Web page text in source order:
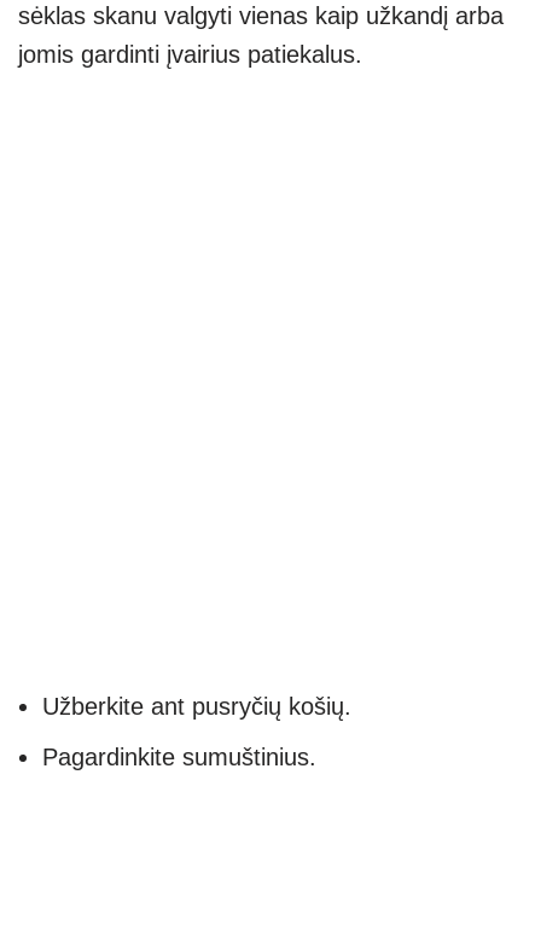
sėklas skanu valgyti vienas kaip užkandį arba
jomis gardinti įvairius patiekalus.
Užberkite ant pusryčių košių.
Pagardinkite sumuštinius.